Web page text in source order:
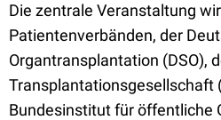
Die zentrale Veranstaltung
Patientenverbänden, der
Organtransplantation (DSO),
Transplantationsgesellschaft
Bundesinstitut für öffentliche